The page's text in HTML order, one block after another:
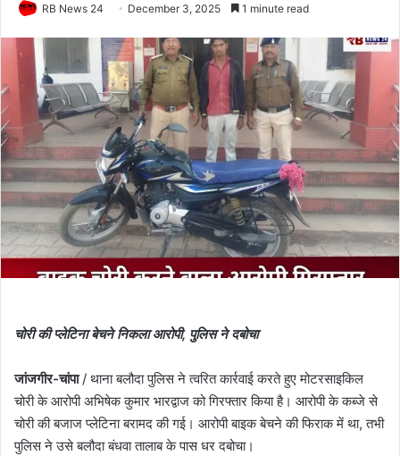
RB News 24 December 3, 2025 1 minute read
चोरी की प्लेटिना बेचने निकला आरोपी, पुलिस ने दबोचा
जांजगीर-चांपा/ थाना बलौदा पुलिस ने त्वरित कार्रवाई करते हुए मोटरसाइकिल
चोरी के आरोपी अभिषेक कुमार भारद्वाज को गिरफ्तार किया है। आरोपी के कब्जे से
चोरी की बजाज प्लेटिना बरामद की गई। आरोपी बाइक बेचने की फिराक में था, तभी
पुलिस ने उसे बलौदा बंधवा तालाब के पास धर दबोचा।